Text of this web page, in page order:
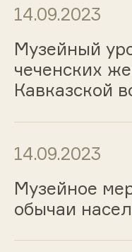
14.09.2023
Музейный
чеченских
Кавказской
14.09.2023
Музейное
обычаи